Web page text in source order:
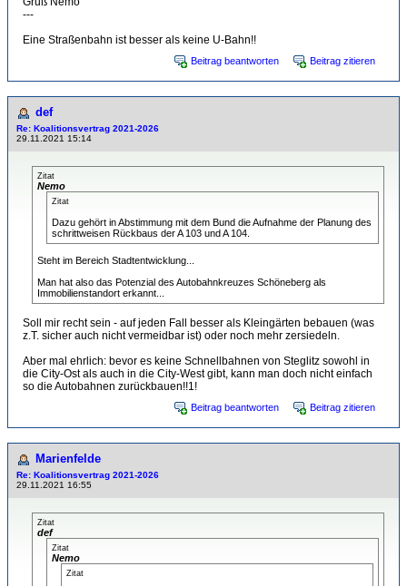
---
Eine Straßenbahn ist besser als keine U-Bahn!!
Beitrag beantworten Beitrag zitieren
def
Re: Koalitionsvertrag 2021-2026
29.11.2021 15:14
Zitat
Nemo
Zitat
Dazu gehört in Abstimmung mit dem Bund die Aufnahme der Planung des
schrittweisen Rückbaus der A 103 und A 104.
Steht im Bereich Stadtentwicklung...
Man hat also das Potenzial des Autobahnkreuzes Schöneberg als
Immobilienstandort erkannt...
Soll mir recht sein - auf jeden Fall besser als Kleingärten bebauen (was
z.T. sicher auch nicht vermeidbar ist) oder noch mehr zersiedeln.
Aber mal ehrlich: bevor es keine Schnellbahnen von Steglitz sowohl in
die City-Ost als auch in die City-West gibt, kann man doch nicht einfach
so die Autobahnen zurückbauen!!1!
Beitrag beantworten Beitrag zitieren
Marienfelde
Re: Koalitionsvertrag 2021-2026
29.11.2021 16:55
Zitat
def
Zitat
Nemo
Zitat